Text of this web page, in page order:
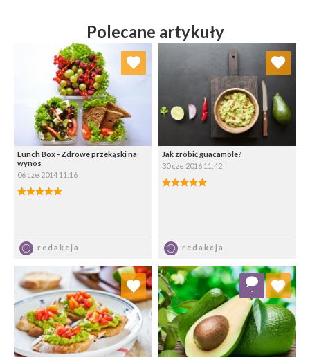
Polecane artykuły
Lunch Box - Zdrowe przekąski na
wynos
06 cze 2014 11:16
5.00/5
redakcja
Dodaj do ulubionych
Wybierz listę:
Jak zrobić guacamole?
30 cze 2016 11:42
5.00/5
redakcja
Dodaj do ulubionych
Wybierz listę:
Dodaj do ulubionych
Wybierz listę:
1
Dodaj do ulubionych
Wybierz listę: